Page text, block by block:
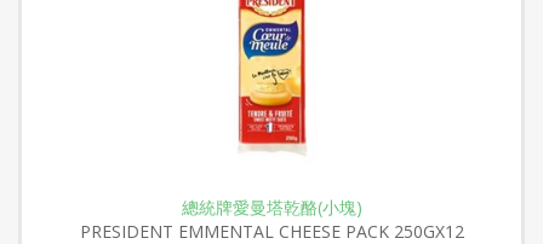
總統牌愛曼塔乾酪(小塊)
PRESIDENT EMMENTAL CHEESE PACK 250GX12